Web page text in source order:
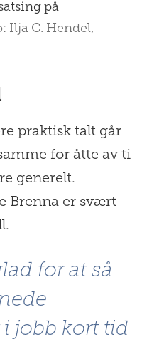
på
Ilja C. Hendel,
praktisk talt går
for åtte av ti
generelt.
Brenna er svært
for at så
jobb kort tid